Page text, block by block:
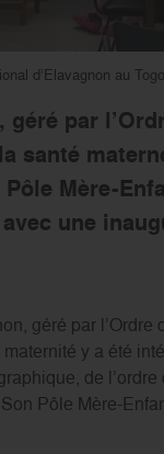
d’Elavagnon au
, géré par
santé
Mère-
une
géré par
y a été
de
Pôle Mère-